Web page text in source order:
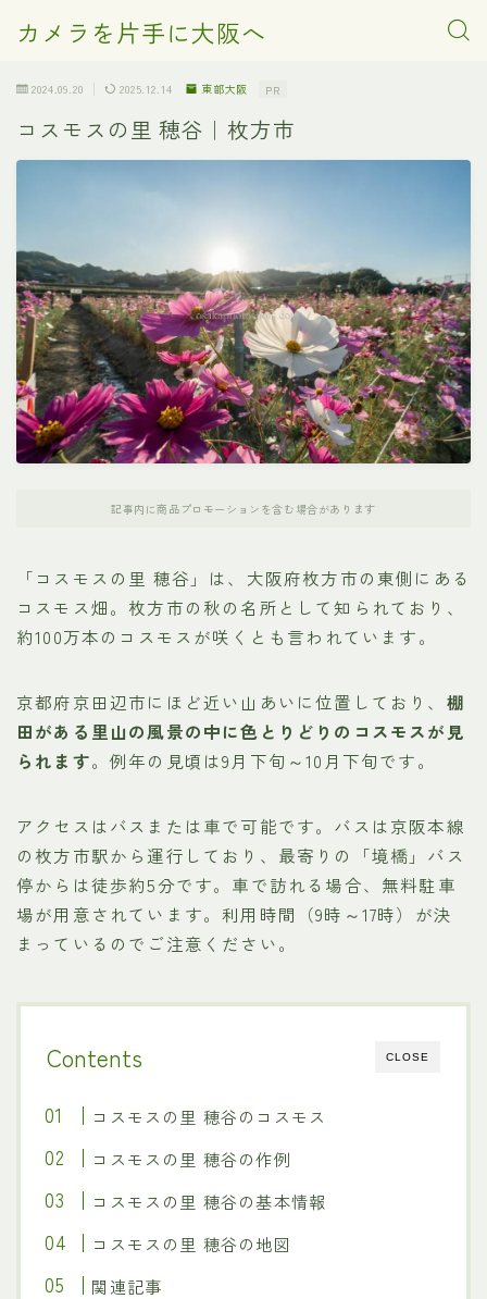
カメラを片手に大阪へ
2024.09.20 2025.12.14 東部大阪 PR
コスモスの里 穂谷｜枚方市
記事内に商品プロモーションを含む場合があります
「コスモスの里 穂谷」は、大阪府枚方市の東側にある
コスモス畑。枚方市の秋の名所として知られており、
約100万本のコスモスが咲くとも言われています。
京都府京田辺市にほど近い山あいに位置しており、 棚
田がある里山の風景の中に色とりどりのコスモスが見
られます。例年の見頃は9月下旬～10月下旬です。
アクセスはバスまたは車で可能です。バスは京阪本線
の枚方市駅から運行しており、最寄りの「境橋」バス
停からは徒歩約5分です。車で訪れる場合、無料駐車
場が用意されています。利用時間（9時～17時）が決
まっているのでご注意ください。
CLOSE
Contents
コスモスの里 穂谷のコスモス
コスモスの里 穂谷の作例
コスモスの里 穂谷の基本情報
コスモスの里 穂谷の地図
関連記事